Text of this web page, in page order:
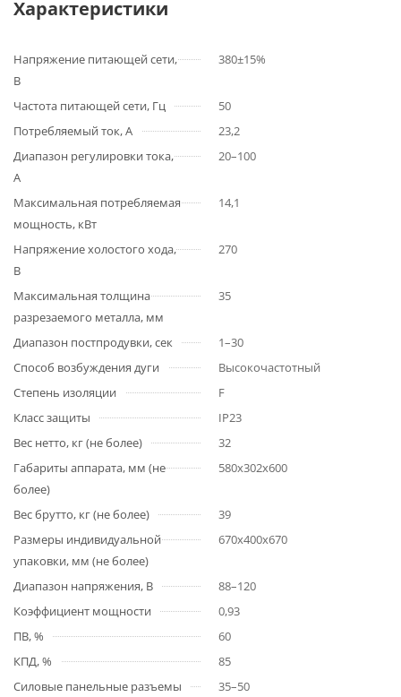
Характеристики
Напряжение питающей сети,
В
380±15%
Частота питающей сети, Гц
50
Потребляемый ток, А
23,2
Диапазон регулировки тока,
А
20–100
Максимальная потребляемая
мощность, кВт
14,1
Напряжение холостого хода,
В
270
Максимальная толщина
разрезаемого металла, мм
35
Диапазон постпродувки, сек
1–30
Способ возбуждения дуги
Высокочастотный
Степень изоляции
F
Класс защиты
IP23
Вес нетто, кг (не более)
32
Габариты аппарата, мм (не
более)
580х302х600
Вес брутто, кг (не более)
39
Размеры индивидуальной
упаковки, мм (не более)
670х400х670
Диапазон напряжения, В
88–120
Коэффициент мощности
0,93
ПВ, %
60
КПД, %
85
Силовые панельные разъемы
35–50